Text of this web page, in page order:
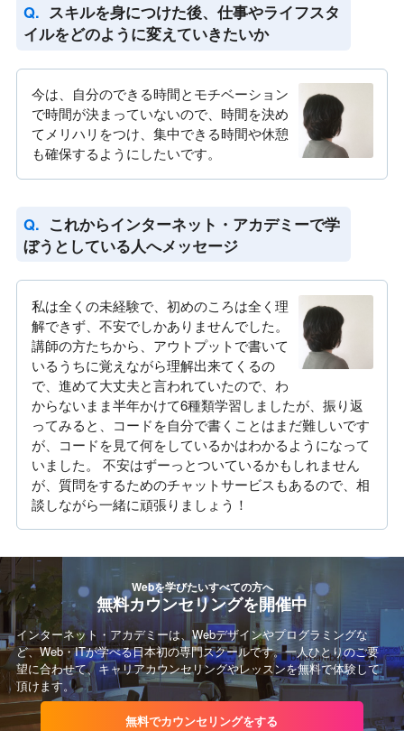
スキルを身につけた後、仕事やライフスタ
イルをどのように変えていきたいか
今は、自分のできる時間とモチベーション
で時間が決まっていないので、時間を決め
てメリハリをつけ、集中できる時間や休憩
も確保するようにしたいです。
これからインターネット・アカデミーで学
ぼうとしている人へメッセージ
私は全くの未経験で、初めのころは全く理
解できず、不安でしかありませんでした。
講師の方たちから、アウトプットで書いて
いるうちに覚えながら理解出来てくるの
で、進めて大丈夫と言われていたので、わ
からないまま半年かけて6種類学習しましたが、振り返
ってみると、コードを自分で書くことはまだ難しいです
が、コードを見て何をしているかはわかるようになって
いました。 不安はずーっとついているかもしれません
が、質問をするためのチャットサービスもあるので、相
談しながら一緒に頑張りましょう！
Webを学びたいすべての方へ
無料カウンセリングを開催中
インターネット・アカデミーは、Webデザインやプログラミングな
ど、Web・ITが学べる日本初の専門スクールです。一人ひとりのご要
望に合わせて、キャリアカウンセリングやレッスンを無料で体験して
頂けます。
無料でカウンセリングをする